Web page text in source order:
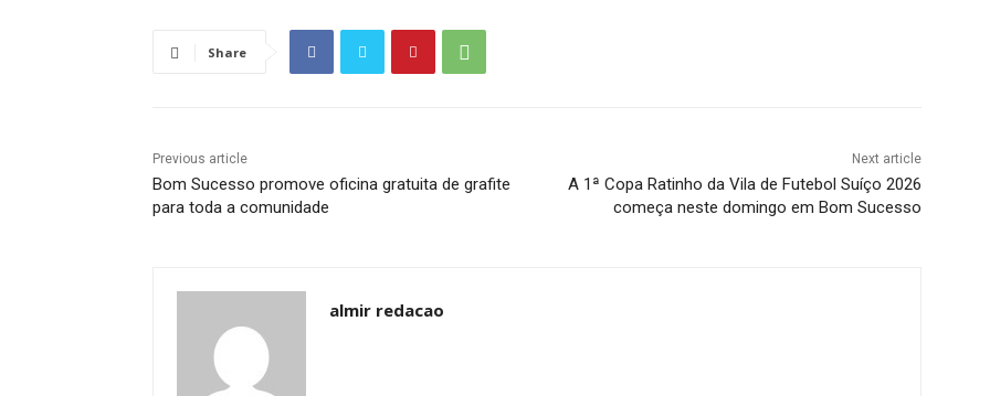
Share
Previous article
Bom Sucesso promove oficina gratuita de grafite
para toda a comunidade
Next article
A 1ª Copa Ratinho da Vila de Futebol Suíço 2026
começa neste domingo em Bom Sucesso
almir redacao